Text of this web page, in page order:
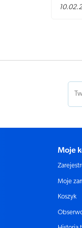
się na
Moje
Moje
Koszyk